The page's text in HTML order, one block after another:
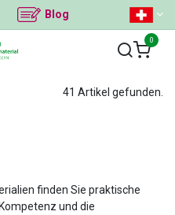
Blog
0
41 Artikel gefunden.
finden Sie praktische
und die